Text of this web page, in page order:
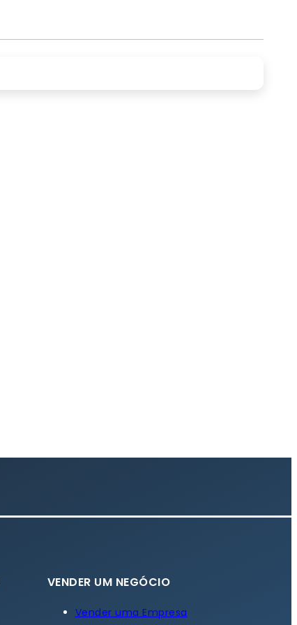
VENDER UM NEGÓCIO
Vender uma Empresa